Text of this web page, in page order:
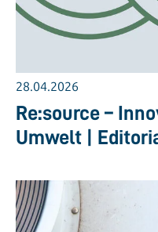
28.04.2026
Re:source –
Umwelt |